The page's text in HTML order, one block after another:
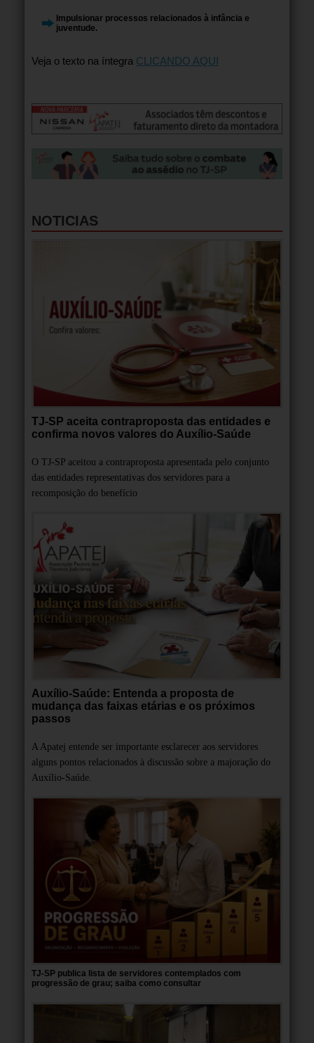
Impulsionar processos relacionados à infância e
juventude.
Veja o texto na íntegra CLICANDO AQUI
NOTICIAS
TJ-SP aceita contraproposta das entidades e
confirma novos valores do Auxílio-Saúde
O TJ-SP aceitou a contraproposta apresentada pelo conjunto
das entidades representativas dos servidores para a
recomposição do benefício
Auxílio-Saúde: Entenda a proposta de
mudança das faixas etárias e os próximos
passos
A Apatej entende ser importante esclarecer aos servidores
alguns pontos relacionados à discussão sobre a majoração do
Auxílio-Saúde.
TJ-SP publica lista de servidores contemplados com
progressão de grau; saiba como consultar